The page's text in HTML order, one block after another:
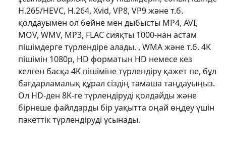
H.265/HEVC, H.264, Xvid, VP8, VP9 және т.б.
қолдауымен ол бейне мен дыбысты MP4, AVI,
MOV, WMV, MP3, FLAC сияқты 1000-нан астам
пішімдерге түрлендіре алады. , WMA және т.б. 4K
пішімін 1080p, HD форматын HD немесе кез
келген басқа 4K пішіміне түрлендіру қажет пе, бұл
бағдарламалық құрал сіздің тамаша таңдауыңыз.
Ол HD-ден 8K-ге түрлендіруді қолдайды және
бірнеше файлдарды бір уақытта оңай өңдеу үшін
пакеттік түрлендіруді ұсынады.